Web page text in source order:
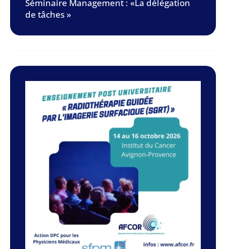
Séminaire Management : «La délégation
de tâches »